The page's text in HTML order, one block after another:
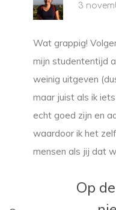
3
Wat grappig!
mijn studententijd
weinig uitgeven
maar juist als ik
echt goed zijn en
waardoor ik het
mensen als jij dat
Op